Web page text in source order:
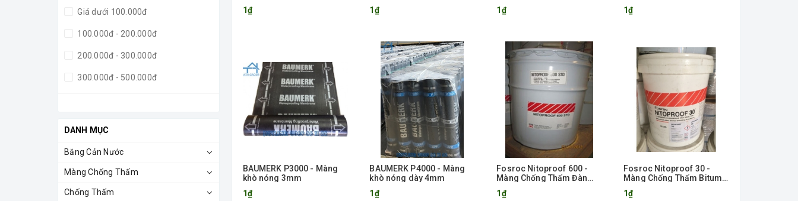
Copernit
HUITEX
MARISEAL
Giá dưới 100.000đ
100.000đ - 200.000đ
200.000đ - 300.000đ
300.000đ - 500.000đ
DANH MỤC
Băng Cản Nước
Màng Chống Thấm
Chống Thấm
1₫ 1₫
1₫
1₫
BAUMERK P3000 - Màng
khò nóng 3mm
1₫
BAUMERK P4000 - Màng
khò nóng dày 4mm
1₫
Fosroc Nitoproof 600 -
Màng Chống Thấm Đàn
Gốc PU
1₫
Fosroc Nitoproof 30 -
Màng Chống Thấm Bitum
1₫